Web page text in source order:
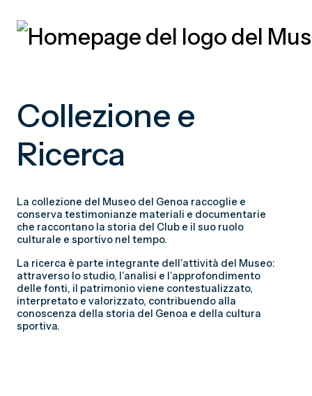
contenuto
Collezione e
Ricerca
La collezione del Museo del Genoa raccoglie e
conserva testimonianze materiali e documentarie
che raccontano la storia del Club e il suo ruolo
culturale e sportivo nel tempo.
La ricerca è parte integrante dell’attività del Museo:
attraverso lo studio, l’analisi e l’approfondimento
delle fonti, il patrimonio viene contestualizzato,
interpretato e valorizzato, contribuendo alla
conoscenza della storia del Genoa e della cultura
sportiva.